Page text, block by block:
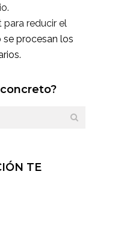
para reducir el
procesan los
TE